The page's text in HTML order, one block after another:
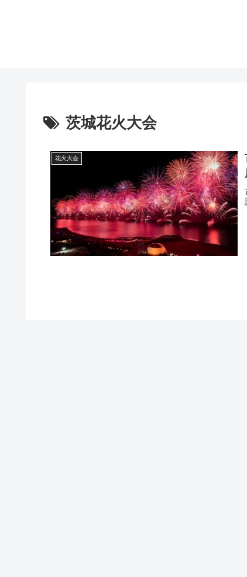
茨城花火大会
花火大会